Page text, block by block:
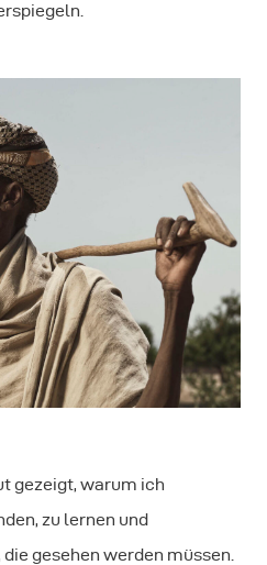
gezeigt, warum ich
zu lernen und
gesehen werden müssen.